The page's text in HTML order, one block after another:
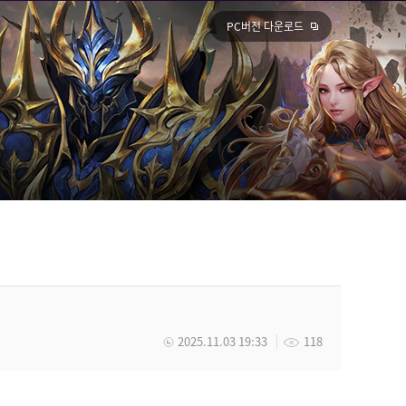
PC버전 다운로드
118
2025.11.03 19:33